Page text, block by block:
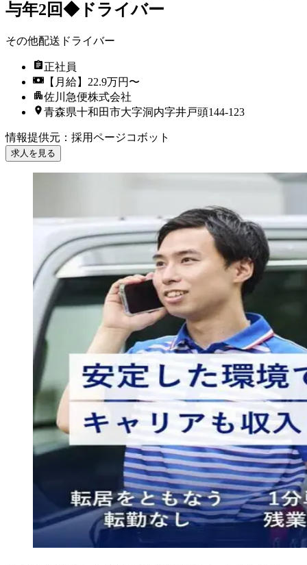
与年2回◆ドライバー
その他配送ドライバー
正社員
【月給】22.9万円〜
佐川急便株式会社
青森県十和田市大字洞内字井戸頭144-123
情報提供元 ： 採用ページコボット
求人を見る